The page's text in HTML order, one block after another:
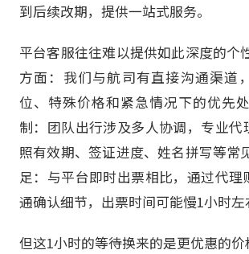
到后续改期，提供一站式服务。
平台客服往往难以提供如此深度的个
方面：我们与航司有直接沟通渠道
位、特殊价格和紧急情况下的优先
制：团队出行涉及多人协调，专业代
照有效期、签证进度、姓名拼写等常
足：与平台即时出票相比，通过代理
通确认细节，出票时间可能慢1小时左
但这1小时的等待换来的是更优惠的